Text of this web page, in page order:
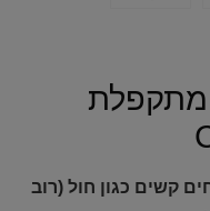
מתקפלת
קשים כגון חול (רוב